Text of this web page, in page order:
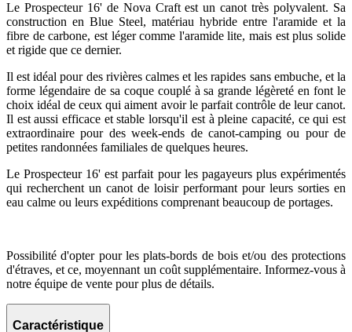
Le Prospecteur 16' de Nova Craft est un canot très polyvalent. Sa
construction en Blue Steel, matériau hybride entre l'aramide et la
fibre de carbone, est léger comme l'aramide lite, mais est plus solide
et rigide que ce dernier.
Il est idéal pour des rivières calmes et les rapides sans embuche, et la
forme légendaire de sa coque couplé à sa grande légèreté en font le
choix idéal de ceux qui aiment avoir le parfait contrôle de leur canot.
Il est aussi efficace et stable lorsqu'il est à pleine capacité, ce qui est
extraordinaire pour des week-ends de canot-camping ou pour de
petites randonnées familiales de quelques heures.
Le Prospecteur 16' est parfait pour les pagayeurs plus expérimentés
qui recherchent un canot de loisir performant pour leurs sorties en
eau calme ou leurs expéditions comprenant beaucoup de portages.
Possibilité d'opter pour les plats-bords de bois et/ou des protections
d'étraves, et ce, moyennant un coût supplémentaire. Informez-vous à
notre équipe de vente pour plus de détails.
Caractéristique